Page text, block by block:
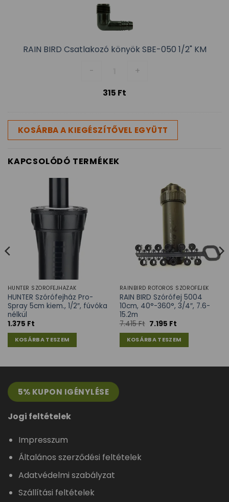
RAIN BIRD Csatlakozó könyök SBE-050 1/2" KM
-
RAIN BIRD Csatlakozó könyök
+
315 Ft
KOSÁRBA A KIEGÉSZÍTŐVEL EGYÜTT
KAPCSOLÓDÓ TERMÉKEK
HUNTER SZÓRÓFEJHÁZAK
HUNTER Szórófejház Pro-
Spray 5cm kiem., 1/2″, fúvóka
nélkül
1.375 Ft
KOSÁRBA TESZEM
RAINBIRD ROTOROS SZÓRÓFEJEK
RAIN BIRD Szórófej 5004
10cm, 40°-360°, 3/4″, 7.6-
15.2m
7.415Ft 7.195 Ft
KOSÁRBA TESZEM
5% KUPON IGÉNYLÉSE
Jogi feltételek
Impresszum
Általános szerződési feltételek
Adatvédelmi szabályzat
Szállítási feltételek